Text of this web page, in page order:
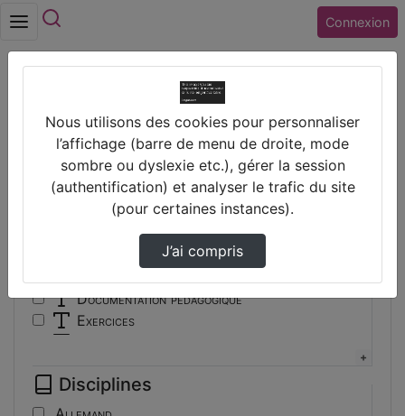
Connexion
Vidéos
Filtres
Types
Autre
Conférence
Documentation pédagogique
Exercices
Travaux d'élèves/étudiants
Tutoriel
Disciplines
Nous utilisons des cookies pour personnaliser
l’affichage (barre de menu de droite, mode
sombre ou dyslexie etc.), gérer la session
(authentification) et analyser le trafic du site
(pour certaines instances).
J’ai compris